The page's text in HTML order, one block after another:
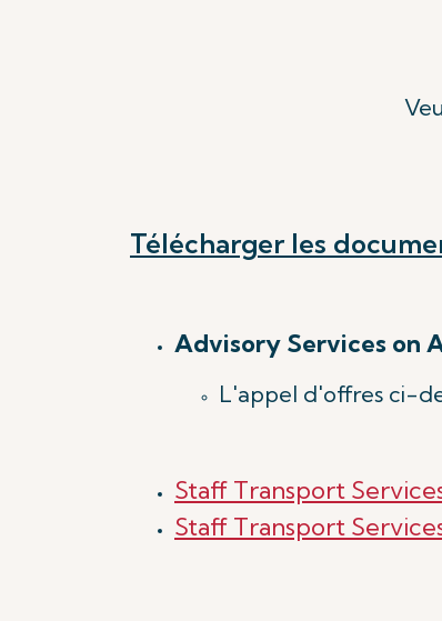
Télécharger les
Advisory Services on
L'appel d'offres ci-
Staff Transport
Staff Transport